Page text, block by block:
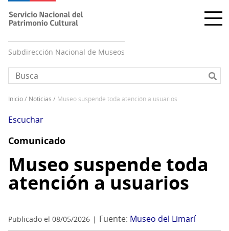
principal
Subdirección Nacional de Museos
enlaces
de
ayuda
a
la
navegación
inicio noticias museo suspende toda atención a usuarios
Escuchar
Comunicado
Museo suspende toda
atención a usuarios
Publicado el 08/05/2026 Fuente: Museo del Limarí